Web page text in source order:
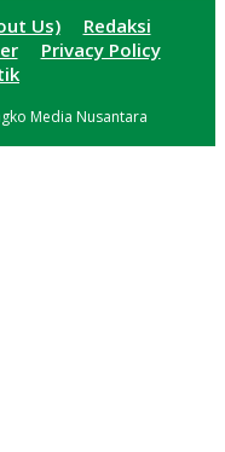
Us)
Redaksi
Privacy Policy
Media Nusantara